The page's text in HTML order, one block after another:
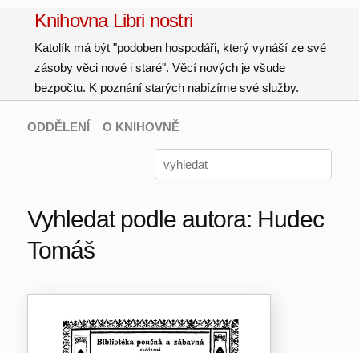
Knihovna Libri nostri
Katolík má být "podoben hospodáři, který vynáší ze své
zásoby věci nové i staré". Věcí nových je všude
bezpočtu. K poznání starých nabízíme své služby.
ODDĚLENÍ O KNIHOVNĚ
Vyhledat podle autora: Hudec
Tomáš